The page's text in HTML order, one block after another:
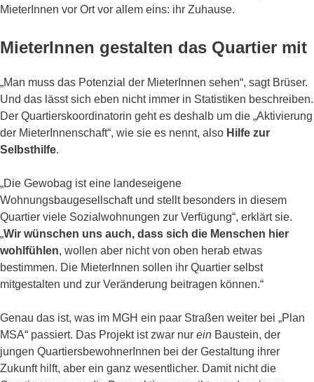
MieterInnen vor Ort vor allem eins: ihr Zuhause.
MieterInnen gestalten das Quartier mit
„Man muss das Potenzial der MieterInnen sehen“, sagt Brüser.
Und das lässt sich eben nicht immer in Statistiken beschreiben.
Der Quartierskoordinatorin geht es deshalb um die „Aktivierung
der MieterInnenschaft“, wie sie es nennt, also Hilfe zur
Selbsthilfe.
„Die Gewobag ist eine landeseigene
Wohnungsbaugesellschaft und stellt besonders in diesem
Quartier viele Sozialwohnungen zur Verfügung“, erklärt sie.
„Wir wünschen uns auch, dass sich die Menschen hier
wohlfühlen, wollen aber nicht von oben herab etwas
bestimmen. Die MieterInnen sollen ihr Quartier selbst
mitgestalten und zur Veränderung beitragen können.“
Genau das ist, was im MGH ein paar Straßen weiter bei „Plan
MSA“ passiert. Das Projekt ist zwar nur ein Baustein, der
jungen QuartiersbewohnerInnen bei der Gestaltung ihrer
Zukunft hilft, aber ein ganz wesentlicher. Damit nicht die